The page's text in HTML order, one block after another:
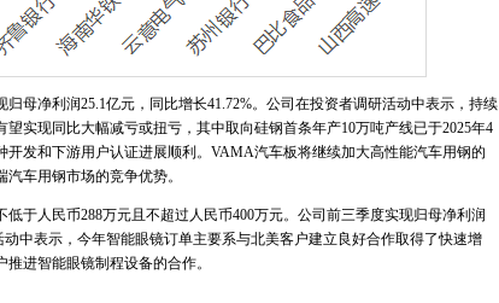
母净利润25.1亿元，同比增长41.72%。公司在投资者调研活动中表示，持续
实现同比大幅减亏或扭亏，其中取向硅钢首条年产10万吨产线已于2025年4
开发和下游用户认证进展顺利。VAMA汽车板将继续加大高性能汽车用钢的
车用钢市场的竞争优势。
于人民币288万元且不超过人民币400万元。公司前三季度实现归母净利润
中表示，今年智能眼镜订单主要系与北美客户建立良好合作取得了快速增
进智能眼镜制程设备的合作。